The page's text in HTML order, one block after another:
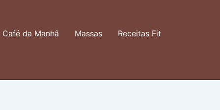
Café da Manhã Massas Receitas Fit